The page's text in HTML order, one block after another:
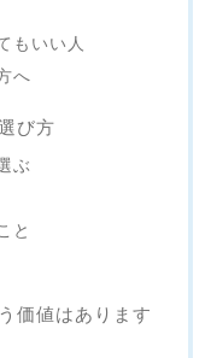
もいい人
へ
び方
ぶ
と
価値はあります